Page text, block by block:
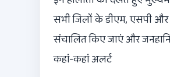
सभी जिलों के डीएम, एसपी और
संचालित किए जाएं और
कहां-कहां अलर्ट